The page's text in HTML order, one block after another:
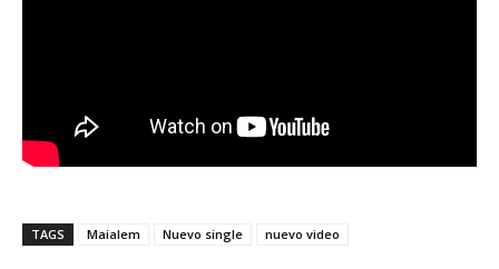
TAGS Maialem Nuevo single nuevo video